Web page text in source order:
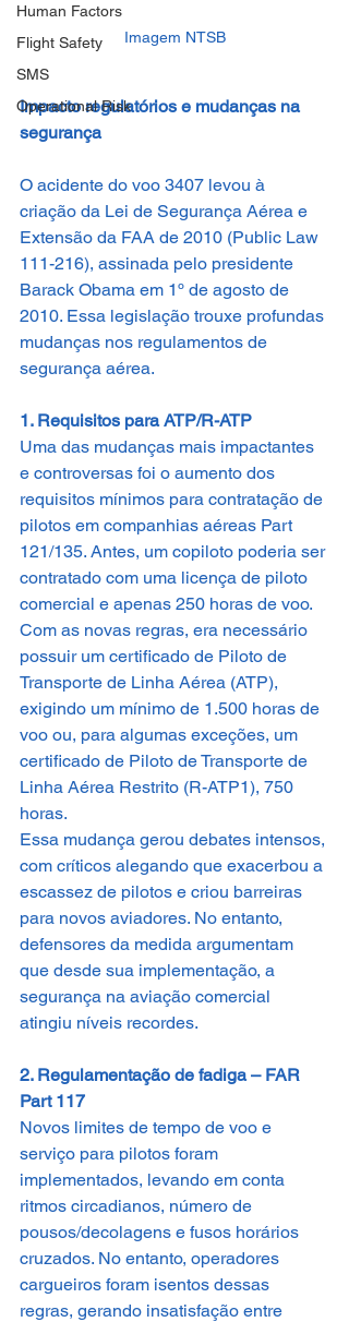
Human Factors
Flight Safety
SMS
Operational Risk
Imagem NTSB
Impacto regulatórios e mudanças na
segurança
O acidente do voo 3407 levou à
criação da Lei de Segurança Aérea e
Extensão da FAA de 2010 (Public Law
111-216), assinada pelo presidente
Barack Obama em 1º de agosto de
2010. Essa legislação trouxe profundas
mudanças nos regulamentos de
segurança aérea.
1. Requisitos para ATP/R-ATP
Uma das mudanças mais impactantes
e controversas foi o aumento dos
requisitos mínimos para contratação de
pilotos em companhias aéreas Part
121/135. Antes, um copiloto poderia ser
contratado com uma licença de piloto
comercial e apenas 250 horas de voo.
Com as novas regras, era necessário
possuir um certificado de Piloto de
Transporte de Linha Aérea (ATP),
exigindo um mínimo de 1.500 horas de
voo ou, para algumas exceções, um
certificado de Piloto de Transporte de
Linha Aérea Restrito (R-ATP1), 750
horas.
Essa mudança gerou debates intensos,
com críticos alegando que exacerbou a
escassez de pilotos e criou barreiras
para novos aviadores. No entanto,
defensores da medida argumentam
que desde sua implementação, a
segurança na aviação comercial
atingiu níveis recordes.
2. Regulamentação de fadiga – FAR
Part 117
Novos limites de tempo de voo e
serviço para pilotos foram
implementados, levando em conta
ritmos circadianos, número de
pousos/decolagens e fusos horários
cruzados. No entanto, operadores
cargueiros foram isentos dessas
regras, gerando insatisfação entre